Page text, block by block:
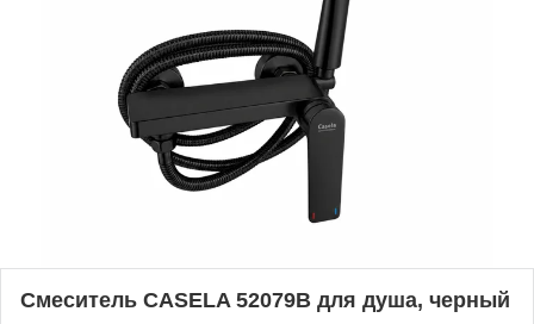
Смеситель CASELA 52079B для душа, черный